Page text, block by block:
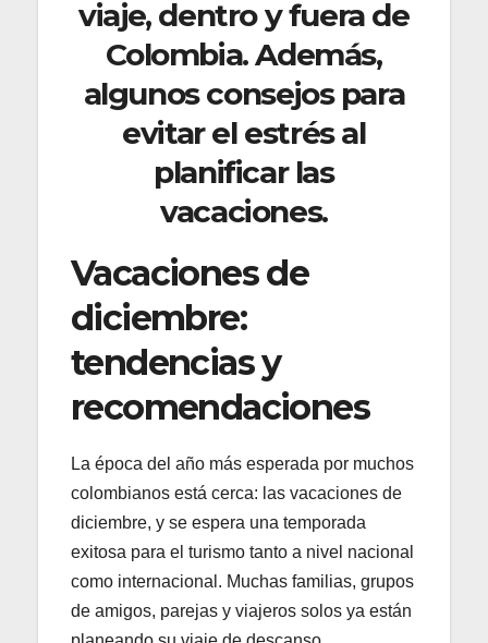
viaje, dentro y fuera de
Colombia. Además,
algunos consejos para
evitar el estrés al
planificar las
vacaciones.
Vacaciones de
diciembre:
tendencias y
recomendaciones
La época del año más esperada por muchos
colombianos está cerca: las vacaciones de
diciembre, y se espera una temporada
exitosa para el turismo tanto a nivel nacional
como internacional. Muchas familias, grupos
de amigos, parejas y viajeros solos ya están